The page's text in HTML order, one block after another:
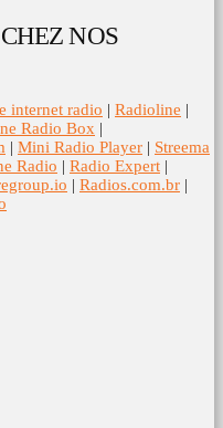
NOS
internet radio | Radioline |
Radio Box |
| Mini Radio Player | Streema
Radio | Radio Expert |
| Radios.com.br |